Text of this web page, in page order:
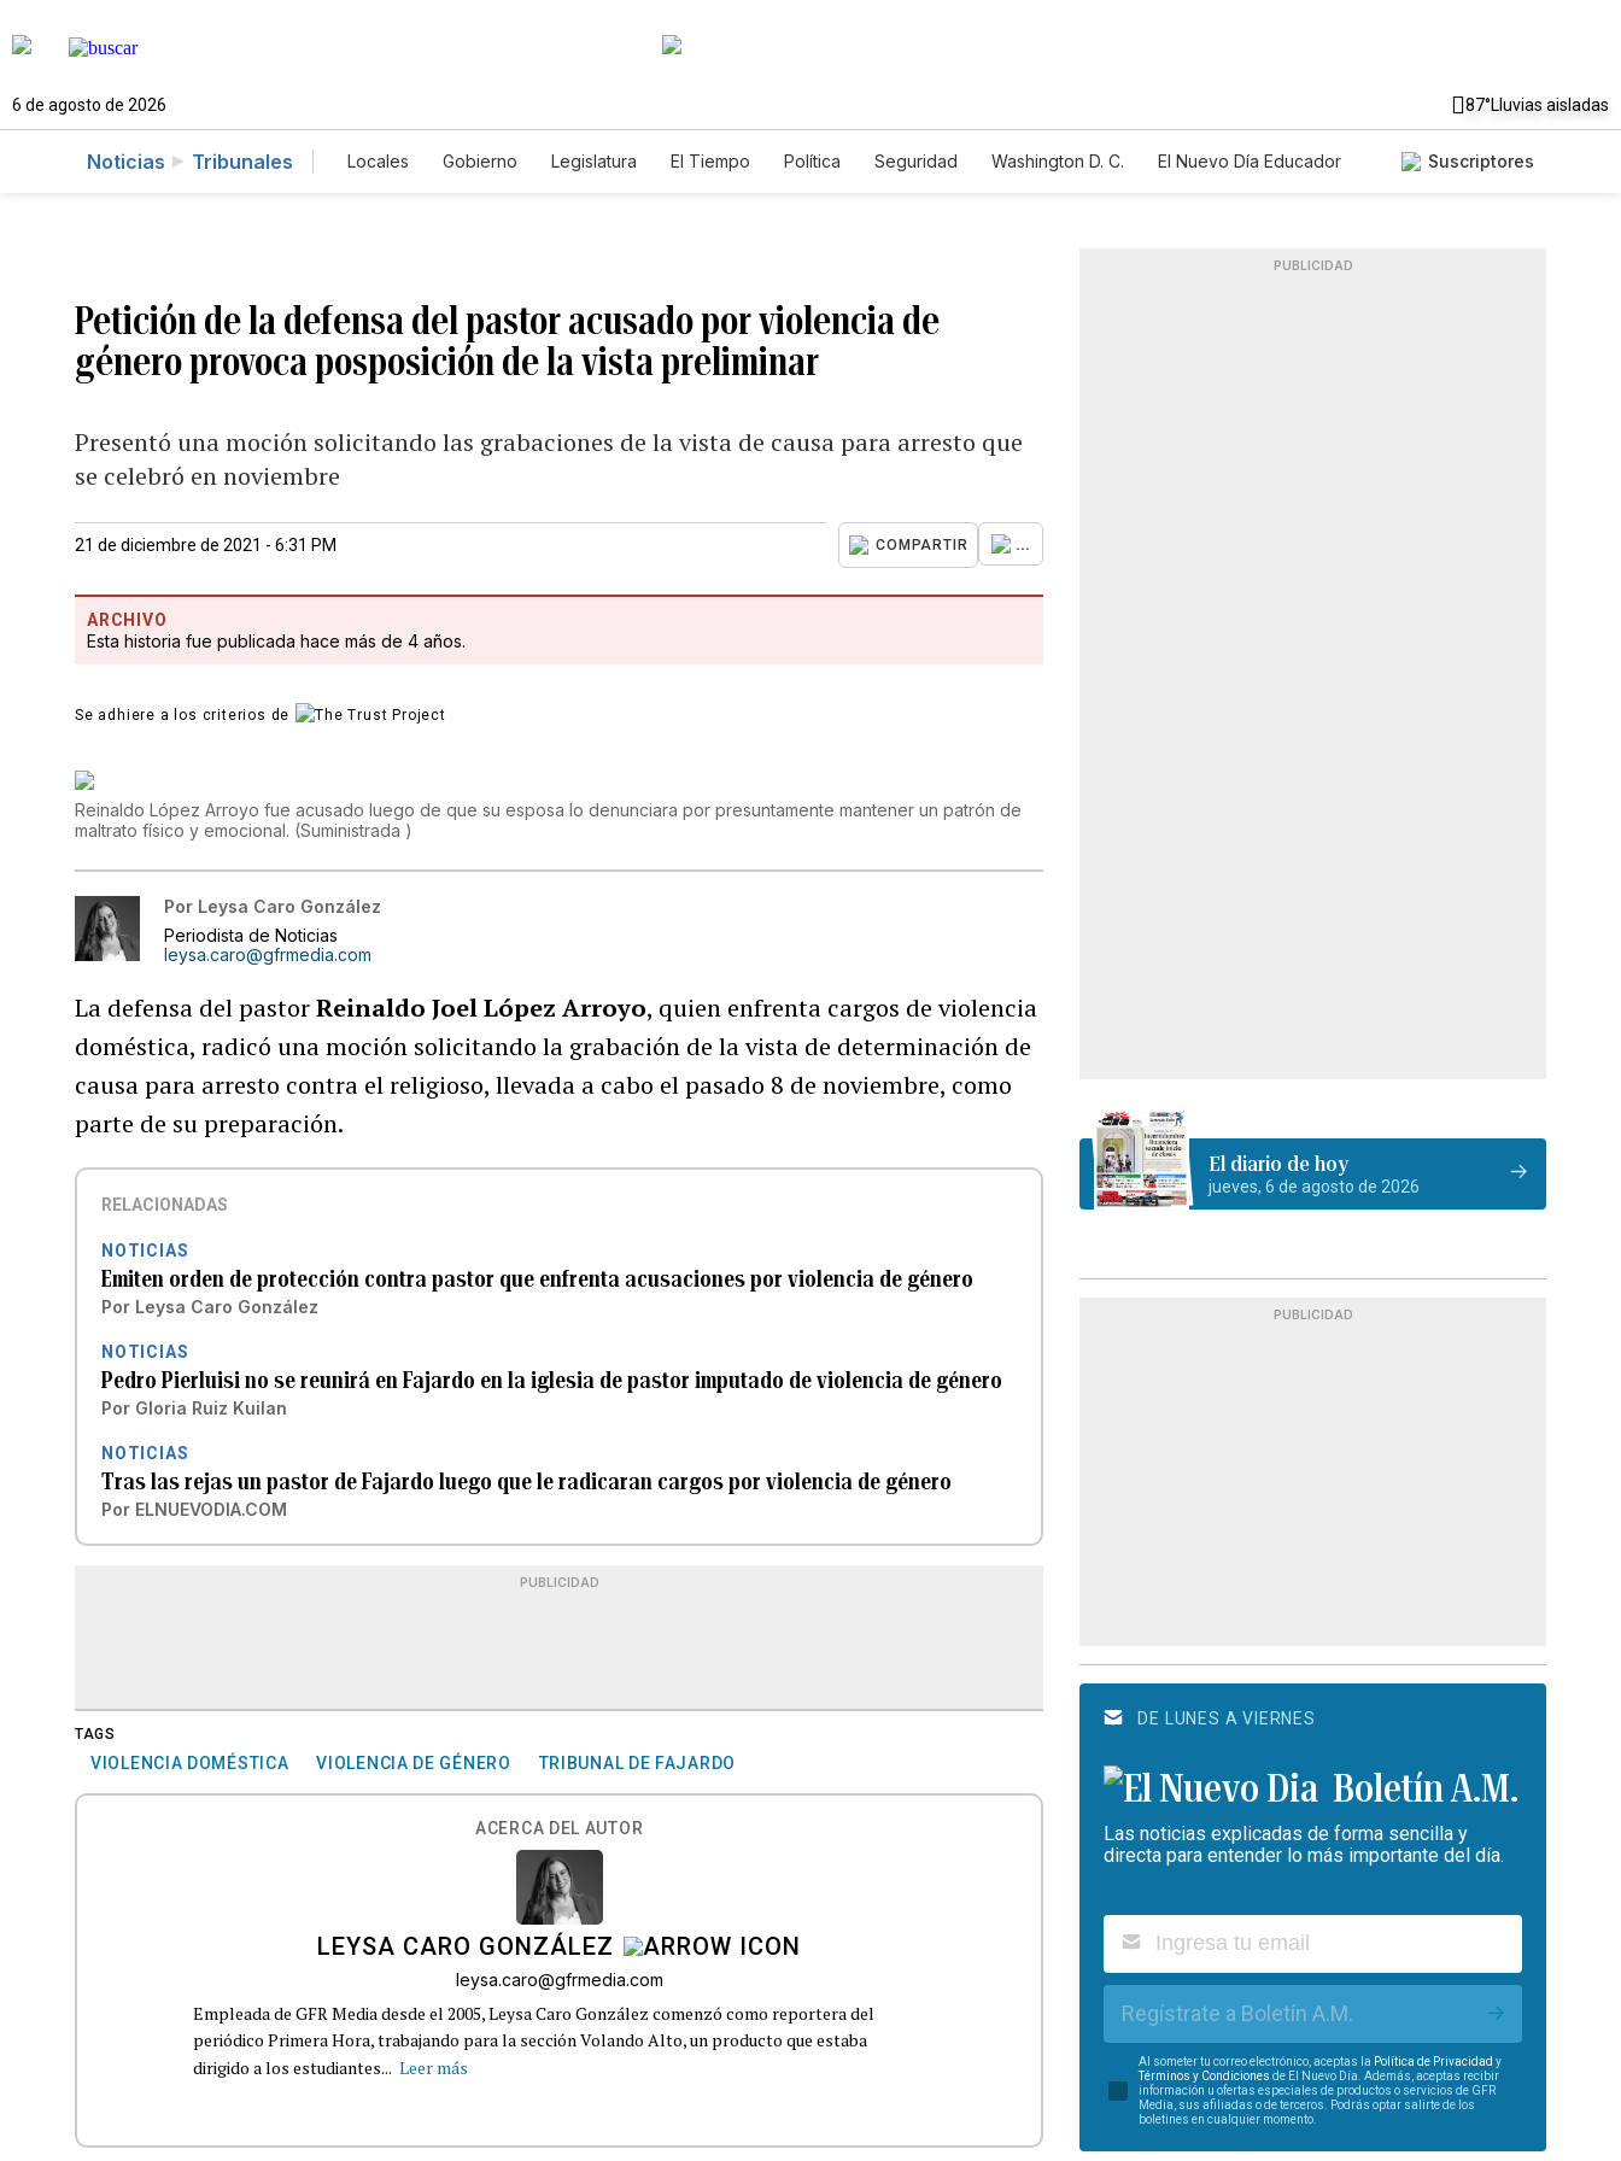
6 de agosto de 2026 87°Lluvias aisladas
Noticias Tribunales Locales Gobierno Legislatura El Tiempo Política Seguridad Washington D. C.
El Nuevo Día Educador
Suscriptores
Petición de la defensa del pastor acusado por violencia de
género provoca posposición de la vista preliminar
Presentó una moción solicitando las grabaciones de la vista de causa para arresto que
se celebró en noviembre
21 de diciembre de 2021 - 6:31 PM COMPARTIR ...
ARCHIVO
Esta historia fue publicada hace más de 4 años.
Se adhiere a los criterios de
Reinaldo López Arroyo fue acusado luego de que su esposa lo denunciara por presuntamente mantener un patrón de
maltrato físico y emocional. (Suministrada )
Por Leysa Caro González
Periodista de Noticias
leysa.caro@gfrmedia.com
La defensa del pastorReinaldo Joel López Arroyo, quien enfrenta cargos de violencia
doméstica, radicó una moción solicitando la grabación de la vista de determinación de
causa para arresto contra el religioso, llevada a cabo el pasado 8 de noviembre, como
parte de su preparación.
RELACIONADAS
NOTICIAS
Emiten orden de protección contra pastor que enfrenta acusaciones por violencia de género
Por Leysa Caro González
NOTICIAS
Pedro Pierluisi no se reunirá en Fajardo en la iglesia de pastor imputado de violencia de género
Por Gloria Ruiz Kuilan
NOTICIAS
Tras las rejas un pastor de Fajardo luego que le radicaran cargos por violencia de género
Por ELNUEVODIA.COM
PUBLICIDAD
TAGS
VIOLENCIA DOMÉSTICA VIOLENCIA DE GÉNERO TRIBUNAL DE FAJARDO
ACERCA DEL AUTOR
LEYSA CARO GONZÁLEZ
leysa.caro@gfrmedia.com
Empleada de GFR Media desde el 2005, Leysa Caro González comenzó como reportera del
periódico Primera Hora, trabajando para la sección Volando Alto, un producto que estaba
dirigido a los estudiantes... Leer más
PUBLICIDAD
El diario de hoy
jueves, 6 de agosto de 2026
PUBLICIDAD
DE LUNES A VIERNES
Boletín A.M.
Las noticias explicadas de forma sencilla y
directa para entender lo más importante del día.
Regístrate a Boletín A.M.
Al someter tu correo electrónico, aceptas la Política de Privacidad y
Términos y Condiciones de El Nuevo Día. Además, aceptas recibir
información u ofertas especiales de productos o servicios de GFR
Media, sus afiliadas o de terceros. Podrás optar salirte de los
boletines en cualquier momento.